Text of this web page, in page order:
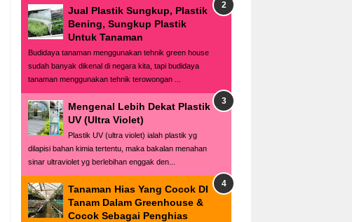
Jual Plastik Sungkup, Plastik
Bening, Sungkup Plastik
Untuk Tanaman
Budidaya tanaman menggunakan tehnik green house
sudah banyak dikenal di negara kita, tapi budidaya
tanaman menggunakan tehnik terowongan ...
Mengenal Lebih Dekat Plastik
UV (Ultra Violet)
Plastik UV (ultra violet) ialah plastik yg
dilapisi bahan kimia tertentu, maka bakalan menahan
sinar ultraviolet yg berlebihan enggak den...
Tanaman Hias Yang Cocok DI
Tanam Dalam Greenhouse &
Cocok Sebagai Penghias